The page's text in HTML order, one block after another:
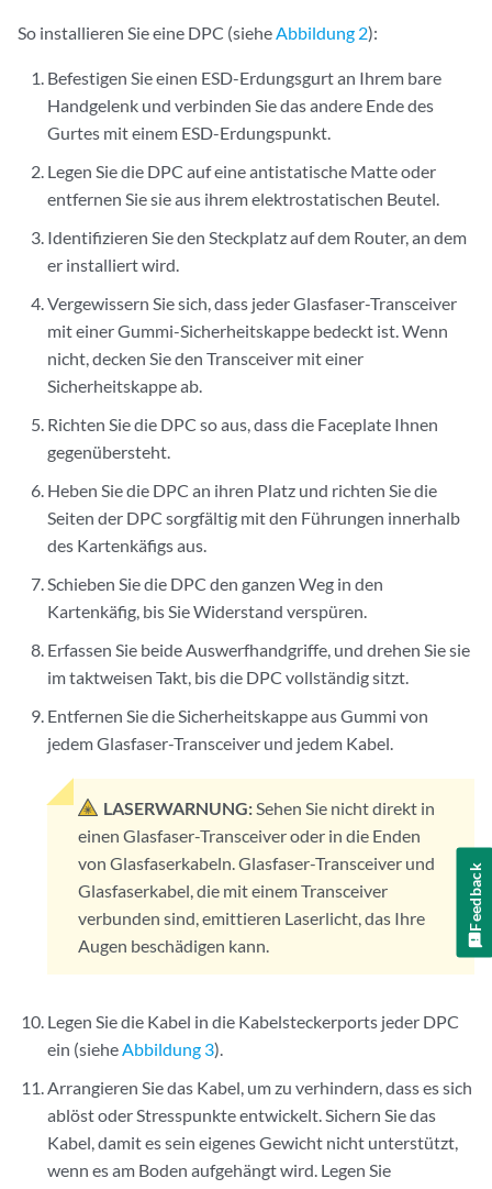
So installieren Sie eine DPC (sieheAbbildung 2):
Befestigen Sie einen ESD-Erdungsgurt an Ihrem bare
Handgelenk und verbinden Sie das andere Ende des
Gurtes mit einem ESD-Erdungspunkt.
Legen Sie die DPC auf eine antistatische Matte oder
entfernen Sie sie aus ihrem elektrostatischen Beutel.
Identifizieren Sie den Steckplatz auf dem Router, an dem
er installiert wird.
Vergewissern Sie sich, dass jeder Glasfaser-Transceiver
mit einer Gummi-Sicherheitskappe bedeckt ist. Wenn
nicht, decken Sie den Transceiver mit einer
Sicherheitskappe ab.
Richten Sie die DPC so aus, dass die Faceplate Ihnen
gegenübersteht.
Heben Sie die DPC an ihren Platz und richten Sie die
Seiten der DPC sorgfältig mit den Führungen innerhalb
des Kartenkäfigs aus.
Schieben Sie die DPC den ganzen Weg in den
Kartenkäfig, bis Sie Widerstand verspüren.
Erfassen Sie beide Auswerfhandgriffe, und drehen Sie sie
im taktweisen Takt, bis die DPC vollständig sitzt.
Entfernen Sie die Sicherheitskappe aus Gummi von
jedem Glasfaser-Transceiver und jedem Kabel.
LASERWARNUNG:Sehen Sie nicht direkt in
einen Glasfaser-Transceiver oder in die Enden
von Glasfaserkabeln. Glasfaser-Transceiver und
Glasfaserkabel, die mit einem Transceiver
verbunden sind, emittieren Laserlicht, das Ihre
Augen beschädigen kann.
Legen Sie die Kabel in die Kabelsteckerports jeder DPC
ein (sieheAbbildung 3).
Arrangieren Sie das Kabel, um zu verhindern, dass es sich
ablöst oder Stresspunkte entwickelt. Sichern Sie das
Kabel, damit es sein eigenes Gewicht nicht unterstützt,
wenn es am Boden aufgehängt wird. Legen Sie
Feedback